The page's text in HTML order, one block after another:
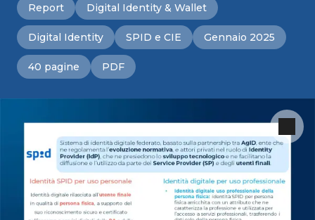
Report Digital Identity & Wallet
Digital Identity SPID e CIE Gennaio 2025
40 pagine PDF